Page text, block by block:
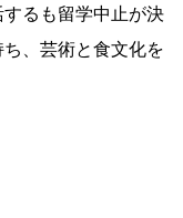
るも留学中止が決
、芸術と食文化を